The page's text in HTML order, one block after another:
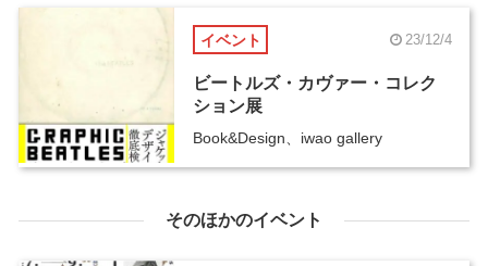
イベント 23/12/4
ビートルズ・カヴァー・コレク
ション展
Book&Design、iwao gallery
そのほかのイベント